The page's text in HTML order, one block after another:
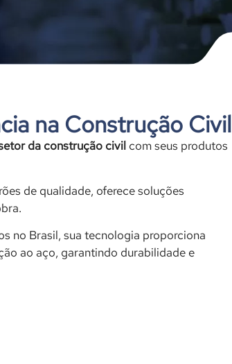
na Construção Civil
da construção civil com seus produtos
de qualidade, oferece soluções
no Brasil, sua tecnologia proporciona
ao aço, garantindo durabilidade e